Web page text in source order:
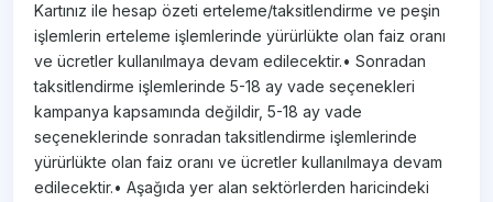
Kartınız ile hesap özeti erteleme/taksitlendirme ve peşin
işlemlerin erteleme işlemlerinde yürürlükte olan faiz oranı
ve ücretler kullanılmaya devam edilecektir.• Sonradan
taksitlendirme işlemlerinde 5-18 ay vade seçenekleri
kampanya kapsamında değildir, 5-18 ay vade
seçeneklerinde sonradan taksitlendirme işlemlerinde
yürürlükte olan faiz oranı ve ücretler kullanılmaya devam
edilecektir.• Aşağıda yer alan sektörlerden haricindeki